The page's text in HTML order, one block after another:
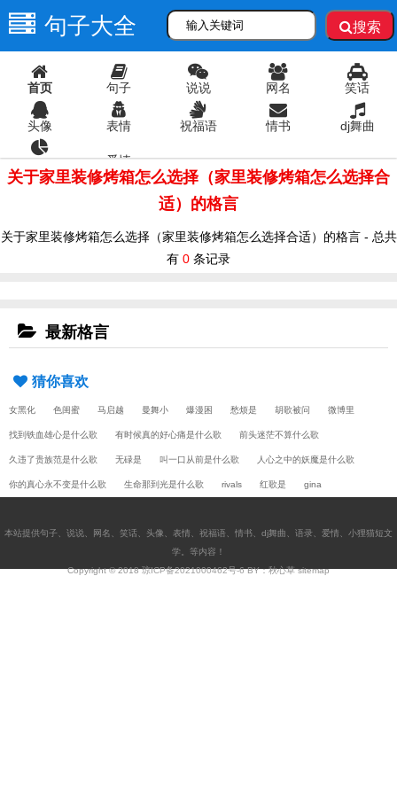
句子大全 搜索
首页 句子 说说 网名 笑话
头像 表情 祝福语 情书 dj舞曲
爱情
关于家里装修烤箱怎么选择（家里装修烤箱怎么选择合
适）的格言
关于家里装修烤箱怎么选择（家里装修烤箱怎么选择合适）的格言 - 总共
有 0 条记录
最新格言
猜你喜欢
女黑化 色闺蜜 马启越 曼舞小 爆漫困 愁烦是 胡歌被问 微博里
找到铁血雄心是什么歌 有时候真的好心痛是什么歌 前头迷茫不算什么歌
久违了贵族范是什么歌 无碌是 叫一口从前是什么歌 人心之中的妖魔是什么歌
你的真心永不变是什么歌 生命那到光是什么歌 rivals 红歌是 gina
本站提供句子 说说 网名 笑话 头像 表情 祝福语 情书 dj舞曲 语录 爱情
小狸猫短文
学 。等内容！
Copyright © 2018琼ICP备2021000462号-6BY：秋心草sitemap